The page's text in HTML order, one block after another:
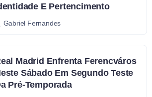
E Pertencimento
Gabriel Fernandes
Madrid Enfrenta Ferencváros
Sábado Em Segundo Teste
Pré-Temporada